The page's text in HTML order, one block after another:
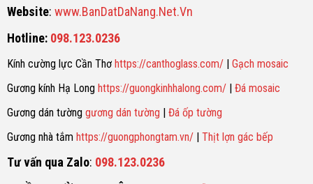
Website: www.BanDatDaNang.Net.Vn
Hotline: 098.123.0236
Kính cường lực Cần Thơ https://canthoglass.com/| Gạch mosaic
Gương kính Hạ Long https://guongkinhhalong.com/| Đá mosaic
Gương dán tường gương dán tường | Đá ốp tường
Gương nhà tắm https://guongphongtam.vn/| Thịt lợn gác bếp
Tư vấn qua Zalo: 098.123.0236